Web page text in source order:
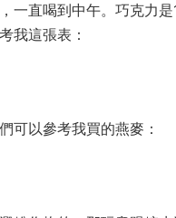
一直喝到中午。巧克力
我這張表：
可以參考我買的燕麥：